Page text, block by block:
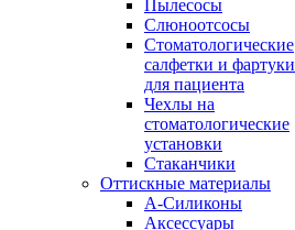
Пылесосы
Слюноотсосы
Стоматологические
салфетки и фартуки
для пациента
Чехлы на
стоматологические
установки
Стаканчики
Оттискные материалы
А-Силиконы
Аксессуары